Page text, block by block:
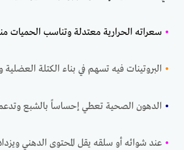
• سعراته الحرارية معتدلة وتناسب الحميات
• البروتينات فيه تسهم في بناء الكتلة العضلية
• الدهون الصحية تعطي إحساساً بالشبع وتدعم
• عند شوائه أو سلقه يقل المحتوى الدهني